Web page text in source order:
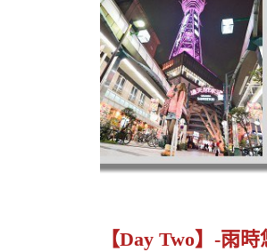
【Day Two】-雨